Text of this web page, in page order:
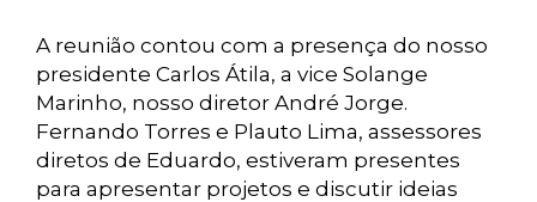
A reunião contou com a presença do nosso
presidente Carlos Átila, a vice Solange
Marinho, nosso diretor André Jorge.
Fernando Torres e Plauto Lima, assessores
diretos de Eduardo, estiveram presentes
para apresentar projetos e discutir ideias